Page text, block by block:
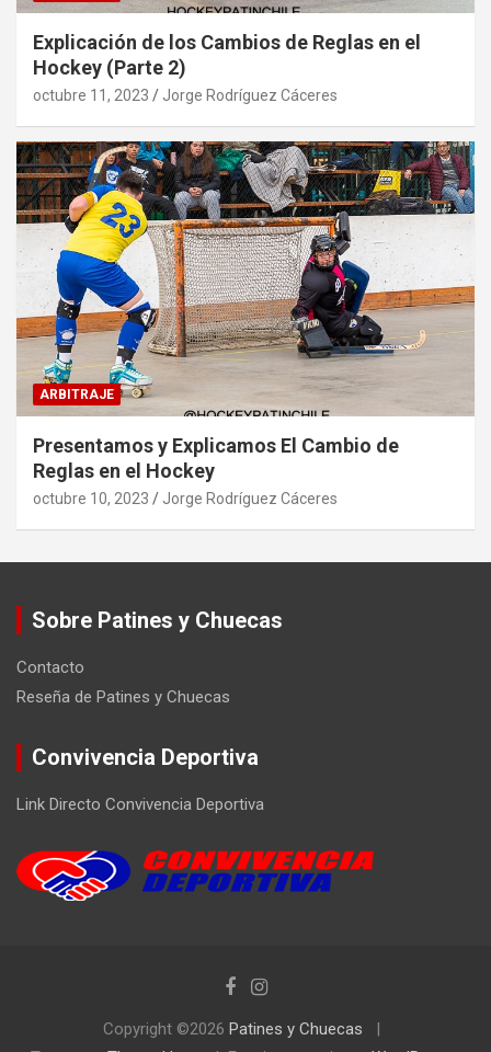
Explicación de los Cambios de Reglas en el
Hockey (Parte 2)
octubre 11, 2023 Jorge Rodríguez Cáceres
ARBITRAJE
Presentamos y Explicamos El Cambio de
Reglas en el Hockey
octubre 10, 2023 Jorge Rodríguez Cáceres
Sobre Patines y Chuecas
Contacto
Reseña de Patines y Chuecas
Convivencia Deportiva
Link Directo Convivencia Deportiva
Copyright ©2026 Patines y Chuecas